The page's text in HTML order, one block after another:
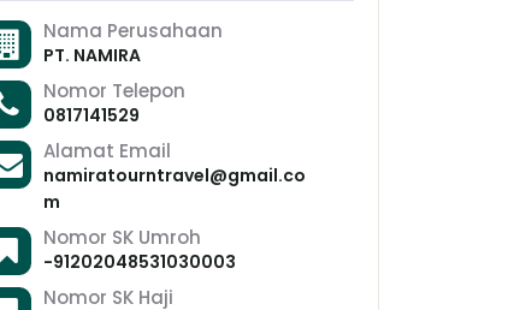
Nama Perusahaan
PT. NAMIRA
Nomor Telepon
0817141529
Alamat Email
namiratourntravel@gmail.co
m
Nomor SK Umroh
-91202048531030003
Nomor SK Haji